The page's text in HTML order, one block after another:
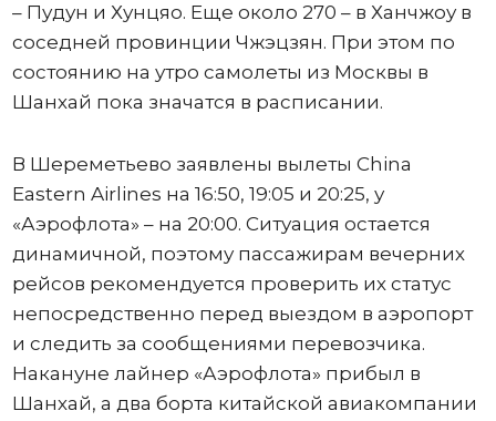
– Пудун и Хунцяо. Еще около 270 – в Ханчжоу в
соседней провинции Чжэцзян. При этом по
состоянию на утро самолеты из Москвы в
Шанхай пока значатся в расписании.
В Шереметьево заявлены вылеты China
Eastern Airlines на 16:50, 19:05 и 20:25, у
«Аэрофлота» – на 20:00. Ситуация остается
динамичной, поэтому пассажирам вечерних
рейсов рекомендуется проверить их статус
непосредственно перед выездом в аэропорт
и следить за сообщениями перевозчика.
Накануне лайнер «Аэрофлота» прибыл в
Шанхай, а два борта китайской авиакомпании